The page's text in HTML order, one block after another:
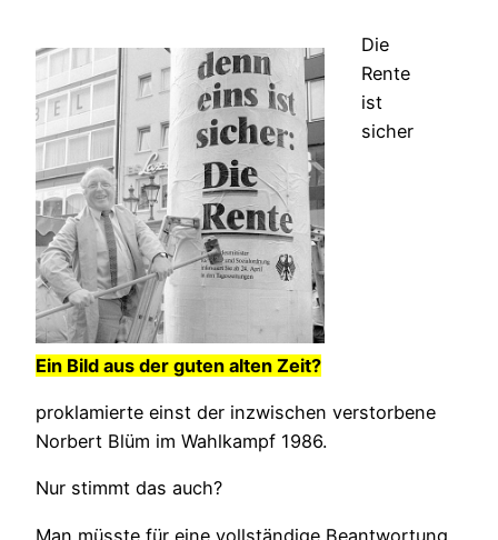
Ein Bild aus der guten alten Zeit?
Die
Rente
ist
sicher
proklamierte einst der inzwischen verstorbene
Norbert Blüm im Wahlkampf 1986.
Nur stimmt das auch?
Man müsste für eine vollständige Beantwortung